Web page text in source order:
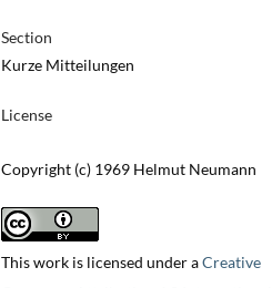
Section
Kurze Mitteilungen
License
Copyright (c) 1969 Helmut Neumann
This work is licensed under aCreative